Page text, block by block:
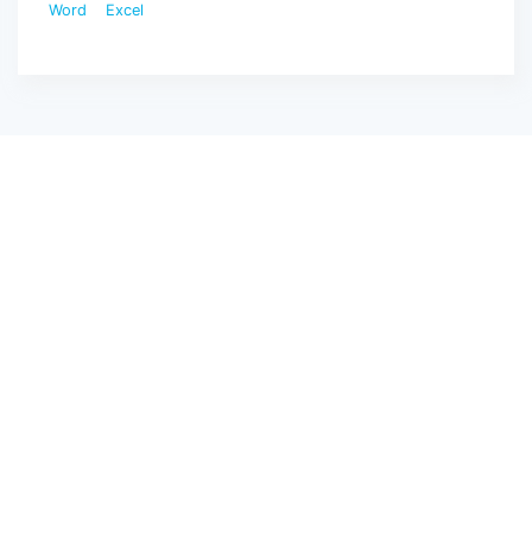
Word Excel